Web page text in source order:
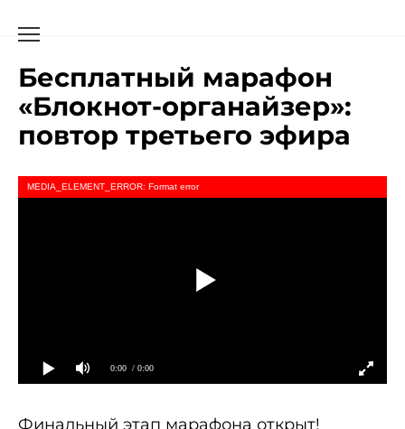
Бесплатный марафон
«Блокнот-органайзер»:
повтор третьего эфира
0:00 / 0:00
MEDIA_ELEMENT_ERROR: Format error
Финальный этап марафона открыт!